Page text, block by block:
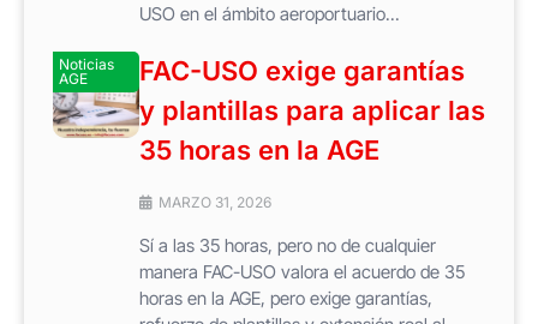
USO en el ámbito aeroportuario...
Noticias
AGE
FAC-USO exige garantías
y plantillas para aplicar las
35 horas en la AGE
MARZO 31, 2026
Sí a las 35 horas, pero no de cualquier
manera FAC-USO valora el acuerdo de 35
horas en la AGE, pero exige garantías,